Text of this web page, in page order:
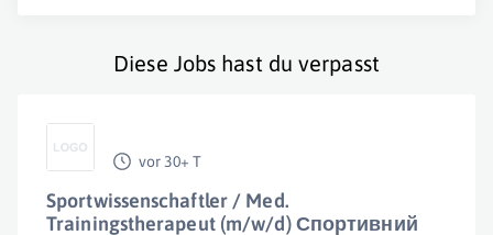
Diese Jobs hast du verpasst
vor 30+ T
Sportwissenschaftler / Med.
Trainingstherapeut (m/w/d) Спортивний